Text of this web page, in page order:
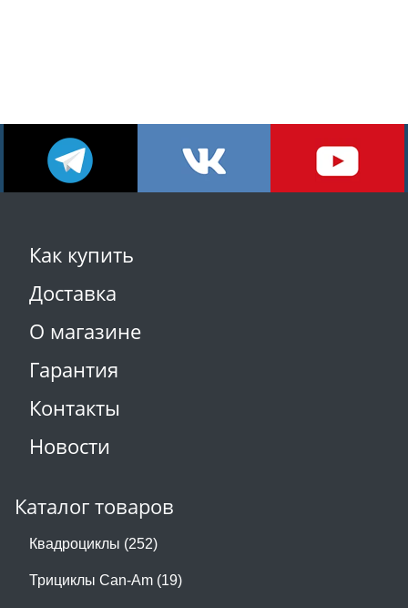
Как купить
Доставка
О магазине
Гарантия
Контакты
Новости
Каталог товаров
Квадроциклы (252)
Трициклы Can-Am (19)